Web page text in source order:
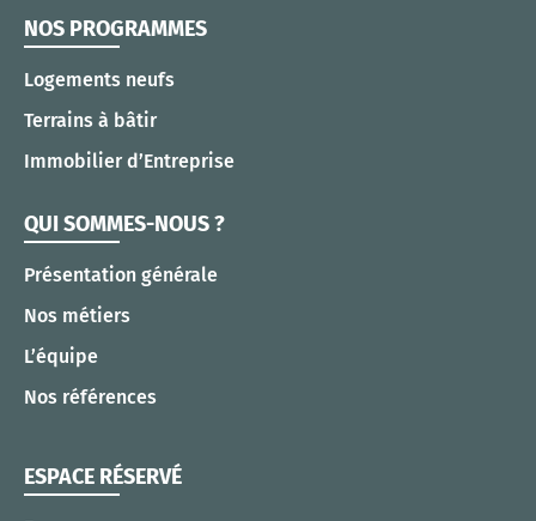
NOS PROGRAMMES
Logements neufs
Terrains à bâtir
Immobilier d’Entreprise
QUI SOMMES-NOUS ?
Présentation générale
Nos métiers
L’équipe
Nos références
ESPACE RÉSERVÉ